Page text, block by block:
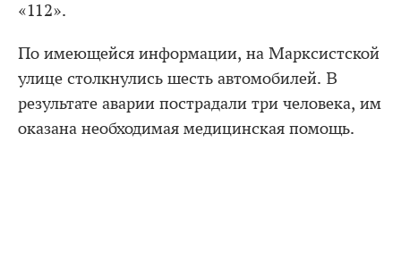
«112».
По имеющейся информации, на Марксистской
улице столкнулись шесть автомобилей. В
результате аварии пострадали три человека, им
оказана необходимая медицинская помощь.